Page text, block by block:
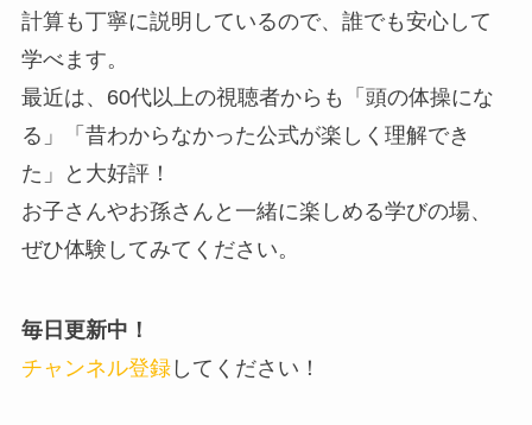
計算も丁寧に説明しているので、誰でも安心して
学べます。
最近は、60代以上の視聴者からも「頭の体操にな
る」「昔わからなかった公式が楽しく理解でき
た」と大好評！
お子さんやお孫さんと一緒に楽しめる学びの場、
ぜひ体験してみてください。
毎日更新中！
チャンネル登録してください！